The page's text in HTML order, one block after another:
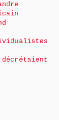
décrétaient